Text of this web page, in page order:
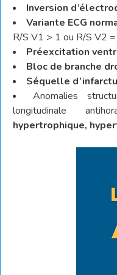
Inversion
Variante ECG
R/S V1 > 1 ou R/S V2
Préexcitation
Bloc de branche
Séquelle
Anomalies
longitudinale
hypertrophique,